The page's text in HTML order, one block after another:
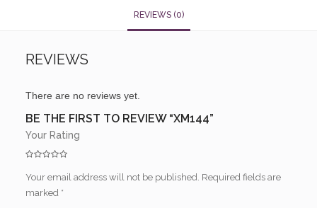
REVIEWS (0)
REVIEWS
There are no reviews yet.
BE THE FIRST TO REVIEW “XM144”
Your email address will not be published. Required fields are
marked *
Your Rating